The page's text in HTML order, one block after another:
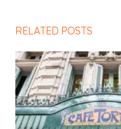
RELATED POSTS